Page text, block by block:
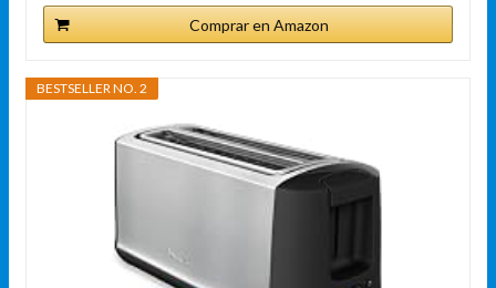
Comprar en Amazon
BESTSELLER NO. 2